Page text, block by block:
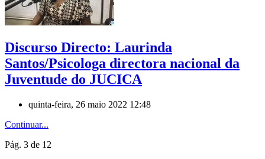
Discurso Directo: Laurinda
Santos/Psicologa directora nacional da
Juventude do JUCICA
quinta-feira, 26 maio 2022 12:48
Continuar...
Pág. 3 de 12